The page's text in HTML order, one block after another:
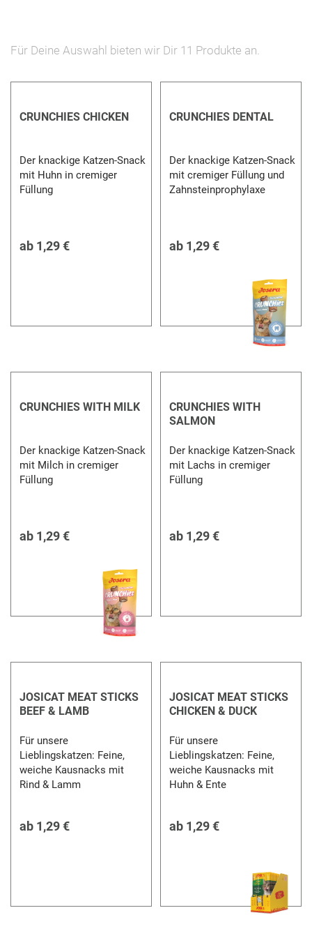
Artikel
Für Deine Auswahl bieten wir Dir 11 Produkte an.
CRUNCHIES CHICKEN
Der knackige Katzen-Snack
mit Huhn in cremiger
Füllung
ab 1,29 €
CRUNCHIES DENTAL
Der knackige Katzen-Snack
mit cremiger Füllung und
Zahnsteinprophylaxe
ab 1,29 €
CRUNCHIES WITH MILK
Der knackige Katzen-Snack
mit Milch in cremiger
Füllung
ab 1,29 €
CRUNCHIES WITH
SALMON
Der knackige Katzen-Snack
mit Lachs in cremiger
Füllung
ab 1,29 €
JOSICAT MEAT STICKS
BEEF & LAMB
Für unsere
Lieblingskatzen: Feine,
weiche Kausnacks mit
Rind & Lamm
ab 1,29 €
JOSICAT MEAT STICKS
CHICKEN & DUCK
Für unsere
Lieblingskatzen: Feine,
weiche Kausnacks mit
Huhn & Ente
ab 1,29 €